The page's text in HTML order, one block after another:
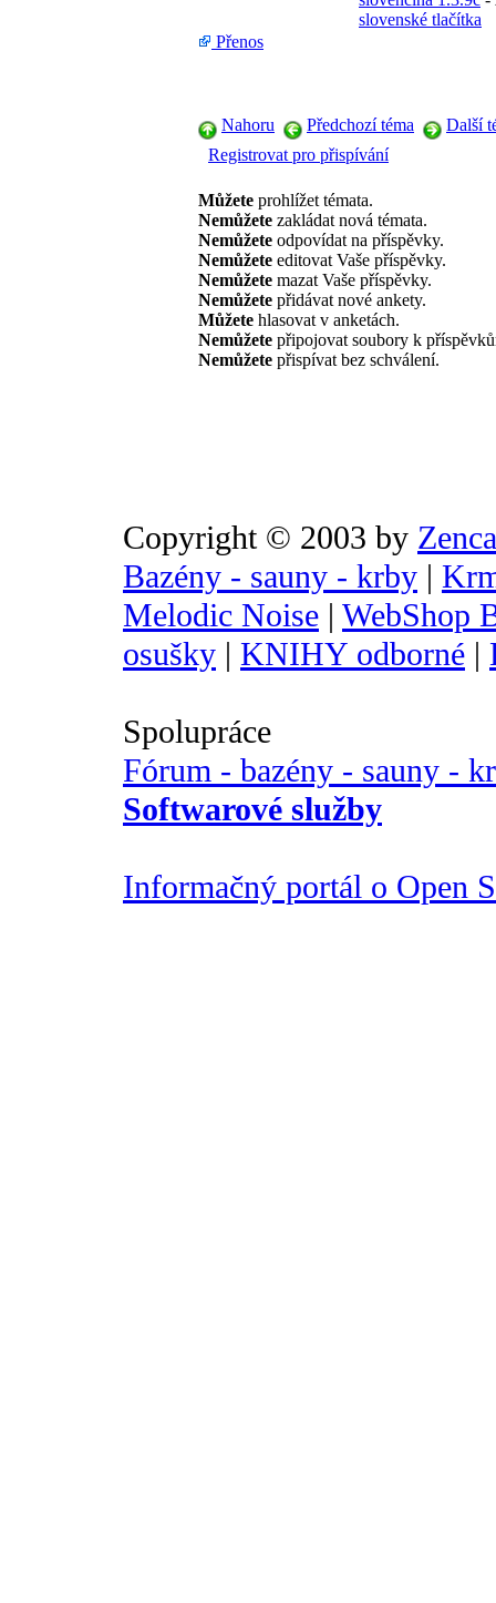
slovenské tlačítka
Přenos
Nahoru Předchozí téma
Další
Registrovat pro přispívání
Můžete prohlížet témata.
Nemůžete zakládat nová témata.
Nemůžete odpovídat na příspěvky.
Nemůžete editovat Vaše příspěvky.
Nemůžete mazat Vaše příspěvky.
Nemůžete přidávat nové ankety.
Můžete hlasovat v anketách.
Nemůžete připojovat soubory k
Nemůžete přispívat bez schválení.
Copyright © 2003 by
Bazény - sauny - krby |
Melodic Noise | WebShop
osušky | KNIHY odborné |
Spolupráce
Fórum - bazény - sauny -
Softwarové služby
Informačný portál o Open